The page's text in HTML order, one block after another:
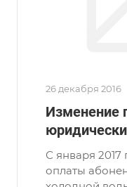
26 декабря 2016
Изменение
С января
оплаты